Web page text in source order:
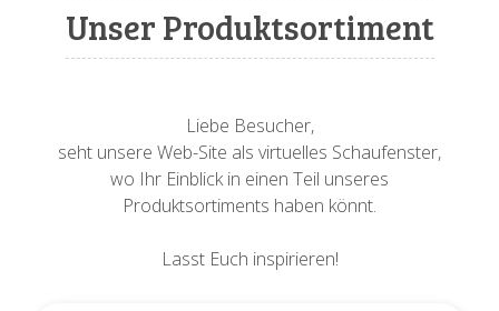
Unser Produktsortiment
Liebe Besucher,
seht unsere Web-Site als virtuelles Schaufenster,
wo Ihr Einblick in einen Teil unseres
Produktsortiments haben könnt.
Lasst Euch inspirieren!
Sonnenuhren
Spardosen
Vögel
Vogeltränken
Verschiedene
Wandschalen
Sockel + Säulen
Tierfiguren
Meeresbewohner
Schildkröten
Schweine + Wildschweine
Verschiedene
Zwiebel- + Knoblauchtöpfe